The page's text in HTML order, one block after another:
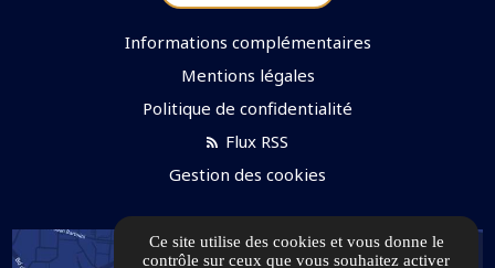
Informations complémentaires
Mentions légales
Politique de confidentialité
Flux RSS
Gestion des cookies
Ce site utilise des cookies et vous donne le
contrôle sur ceux que vous souhaitez activer